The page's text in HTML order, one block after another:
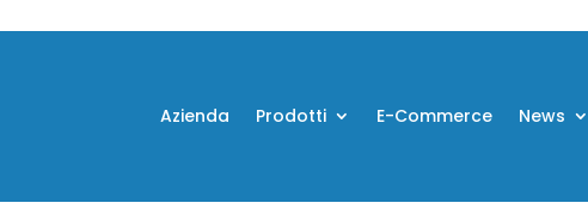
Azienda Prodotti E-Commerce News